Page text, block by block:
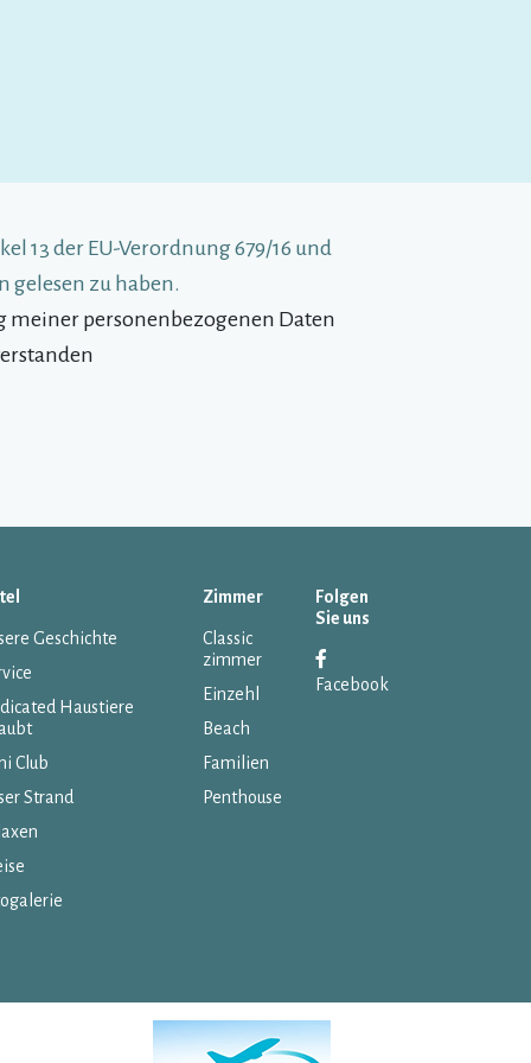
13 der EU-Verordnung 679/16 und
gelesen zu haben.
meiner personenbezogenen Daten
Geschichte
Haustiere
Club
Strand
Zimmer
Classic
zimmer
Einzehl
Beach
Familien
Penthouse
Folgen
Sie uns
Facebook